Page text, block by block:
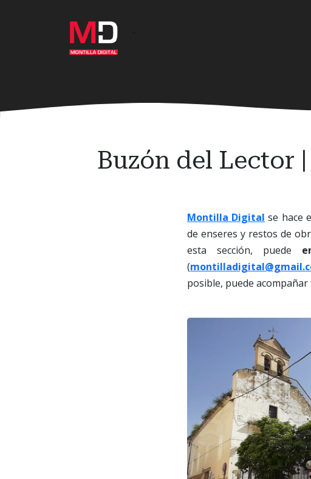
Buzón del Lector
Montilla Digital se hace
de enseres y restos de
esta sección, puede
(
posible, puede acompañar